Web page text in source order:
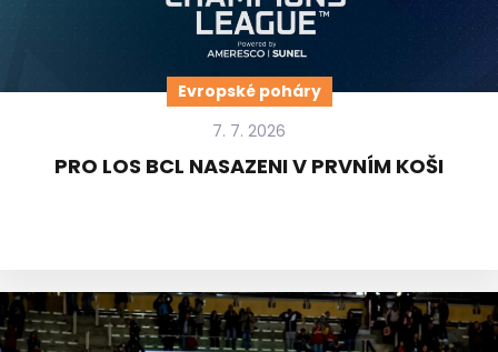
Evropské poháry
7. 7. 2026
PRO LOS BCL NASAZENI V PRVNÍM KOŠI